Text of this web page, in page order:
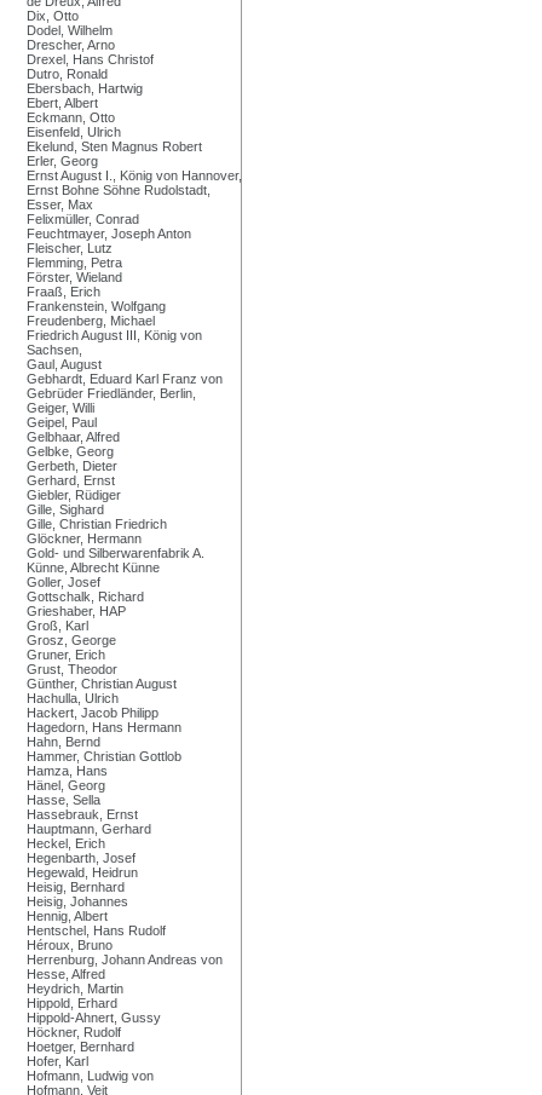
Dix, Otto
Dodel, Wilhelm
Drescher, Arno
Drexel, Hans Christof
Dutro, Ronald
Ebersbach, Hartwig
Ebert, Albert
Eckmann, Otto
Eisenfeld, Ulrich
Ekelund, Sten Magnus Robert
Erler, Georg
Ernst August I., König von Hannover,
Ernst Bohne Söhne Rudolstadt,
Esser, Max
Felixmüller, Conrad
Feuchtmayer, Joseph Anton
Fleischer, Lutz
Flemming, Petra
Förster, Wieland
Fraaß, Erich
Frankenstein, Wolfgang
Freudenberg, Michael
Friedrich August III, König von
Sachsen,
Gaul, August
Gebhardt, Eduard Karl Franz von
Gebrüder Friedländer, Berlin,
Geiger, Willi
Geipel, Paul
Gelbhaar, Alfred
Gelbke, Georg
Gerbeth, Dieter
Gerhard, Ernst
Giebler, Rüdiger
Gille, Sighard
Gille, Christian Friedrich
Glöckner, Hermann
Gold- und Silberwarenfabrik A.
Künne, Albrecht Künne
Goller, Josef
Gottschalk, Richard
Grieshaber, HAP
Groß, Karl
Grosz, George
Gruner, Erich
Grust, Theodor
Günther, Christian August
Hachulla, Ulrich
Hackert, Jacob Philipp
Hagedorn, Hans Hermann
Hahn, Bernd
Hammer, Christian Gottlob
Hamza, Hans
Hänel, Georg
Hasse, Sella
Hassebrauk, Ernst
Hauptmann, Gerhard
Heckel, Erich
Hegenbarth, Josef
Hegewald, Heidrun
Heisig, Bernhard
Heisig, Johannes
Hennig, Albert
Hentschel, Hans Rudolf
Héroux, Bruno
Herrenburg, Johann Andreas von
Hesse, Alfred
Heydrich, Martin
Hippold, Erhard
Hippold-Ahnert, Gussy
Höckner, Rudolf
Hoetger, Bernhard
Hofer, Karl
Hofmann, Ludwig von
Hofmann, Veit